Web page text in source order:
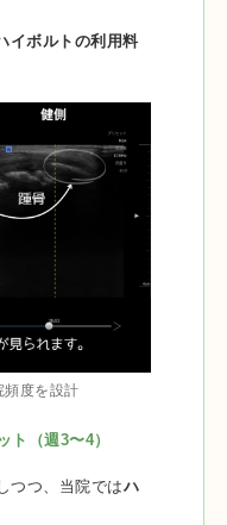
イボルトの利用料
頻度を設計
ト（週3〜4）
つつ、当院ではハ